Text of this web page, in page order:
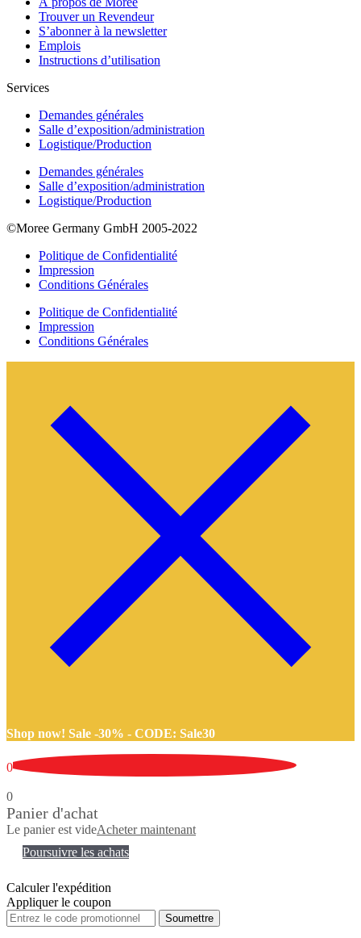
Trouver un Revendeur
S’abonner à la newsletter
Emplois
Instructions d’utilisation
Services
Demandes générales
Salle d’exposition/administration
Logistique/Production
Demandes générales
Salle d’exposition/administration
Logistique/Production
©Moree Germany GmbH 2005-2022
Politique de Confidentialité
Impression
Conditions Générales
Politique de Confidentialité
Impression
Conditions Générales
Shop now! Sale -30% - CODE: Sale30
0
0
Panier d'achat
Le panier est videAcheter maintenant
Poursuivre les achats
Calculer l'expédition
Appliquer le coupon
Soumettre